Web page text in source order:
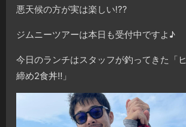
悪天候の方が実は楽しい⁉️?
ジムニーツアーは本日も受付中ですよ♪
今日のランチはスタッフが釣ってきた「
締め2食丼‼️」